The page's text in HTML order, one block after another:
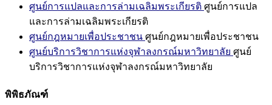
ศูนย์การแปลและการล่ามเฉลิมพระเกียรติ ศูนย์การแปล
และการล่ามเฉลิมพระเกียรติ
ศูนย์กฎหมายเพื่อประชาชน ศูนย์กฎหมายเพื่อประชาชน
ศูนย์บริการวิชาการแห่งจุฬาลงกรณ์มหาวิทยาลัย ศูนย์
บริการวิชาการแห่งจุฬาลงกรณ์มหาวิทยาลัย
พิพิธภัณฑ์